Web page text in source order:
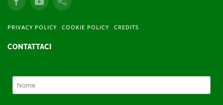
PRIVACY POLICY COOKIE POLICY CREDITS
CONTATTACI